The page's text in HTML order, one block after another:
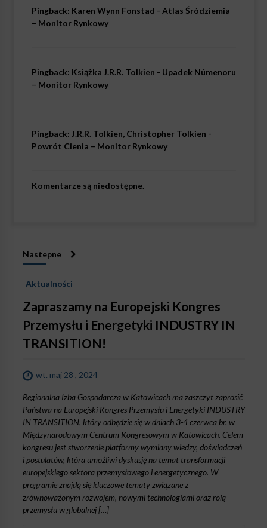
Pingback: Karen Wynn Fonstad - Atlas Śródziemia
– Monitor Rynkowy
Pingback: Książka J.R.R. Tolkien - Upadek Númenoru
– Monitor Rynkowy
Pingback: J.R.R. Tolkien, Christopher Tolkien -
Powrót Cienia – Monitor Rynkowy
Komentarze są niedostępne.
Nastepne
Aktualności
Zapraszamy na Europejski Kongres
Przemysłu i Energetyki INDUSTRY IN
TRANSITION!
wt. maj 28 , 2024
Regionalna Izba Gospodarcza w Katowicach ma zaszczyt zaprosić
Państwa na Europejski Kongres Przemysłu i Energetyki INDUSTRY
IN TRANSITION, który odbędzie się w dniach 3-4 czerwca br. w
Międzynarodowym Centrum Kongresowym w Katowicach. Celem
kongresu jest stworzenie platformy wymiany wiedzy, doświadczeń
i postulatów, która umożliwi dyskusję na temat transformacji
europejskiego sektora przemysłowego i energetycznego. W
programie znajdą się kluczowe tematy związane z
zrównoważonym rozwojem, nowymi technologiami oraz rolą
przemysłu w globalnej […]